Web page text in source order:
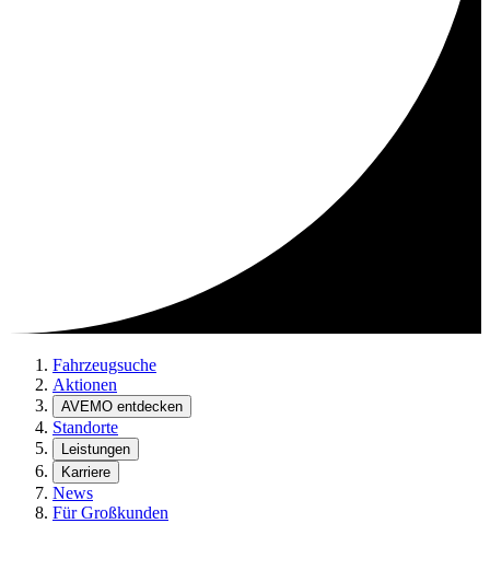
Fahrzeugsuche
Aktionen
AVEMO entdecken
Standorte
Leistungen
Karriere
News
Für Großkunden